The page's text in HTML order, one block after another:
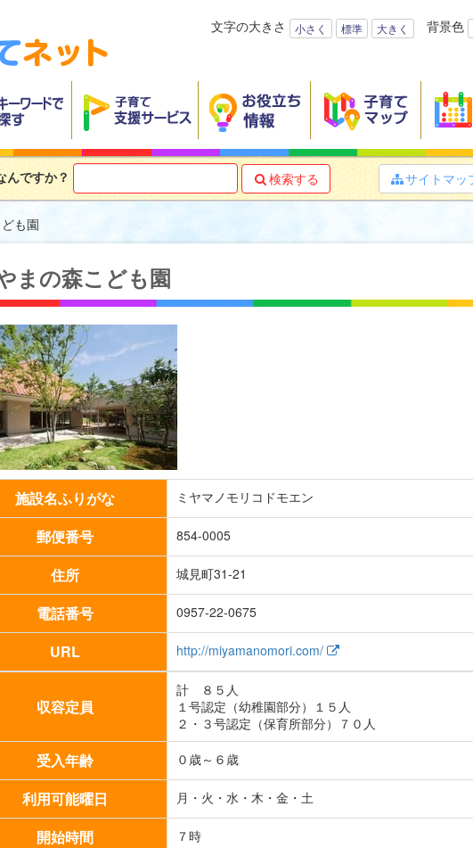
文字の大きさ 小さく 標準 大きく 背景色
んですか？  検索する サイトマッ
も園
まの森こども園
施設名ふりがな ミヤマノモリコドモエン
郵便番号 854-0005
住所 城見町31-21
電話番号 0957-22-0675
URL http://miyamanomori.com/
収容定員
計 ８５人
１号認定（幼稚園部分）１５人
２・３号認定（保育所部分）７０人
受入年齢 ０歳～６歳
利用可能曜日 月・火・水・木・金・土
開始時間 ７時